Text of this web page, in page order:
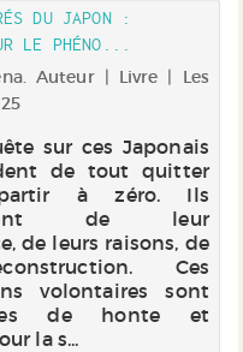
DU JAPON :
LE PHÉNO...
Auteur | Livre | Les
sur ces Japonais
de tout quitter
à zéro. Ils
de leur
de leurs raisons, de
Ces
volontaires sont
de honte et
la s...